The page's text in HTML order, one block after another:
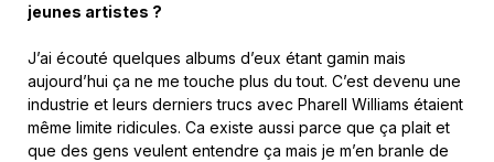
jeunes artistes ?
J’ai écouté quelques albums d’eux étant gamin mais
aujourd’hui ça ne me touche plus du tout. C’est devenu une
industrie et leurs derniers trucs avec Pharell Williams étaient
même limite ridicules. Ca existe aussi parce que ça plait et
que des gens veulent entendre ça mais je m’en branle de